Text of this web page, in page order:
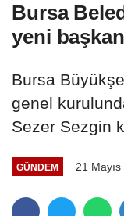
Bursa
yeni
Bursa
genel
Sezer Sezgin
GÜNDEM 21